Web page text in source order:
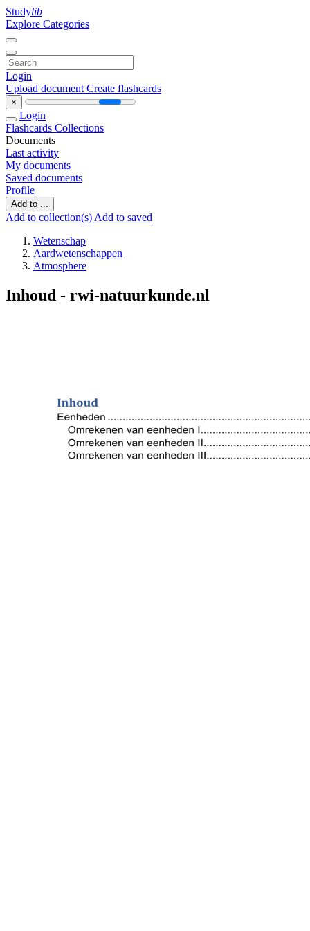
Studylib
Explore Categories
Login
Upload document Create flashcards
×
Login
Flashcards Collections
Documents
Last activity
My documents
Saved documents
Profile
Add to ...
Add to collection(s) Add to saved
Wetenschap
Aardwetenschappen
Atmosphere
Inhoud - rwi-natuurkunde.nl